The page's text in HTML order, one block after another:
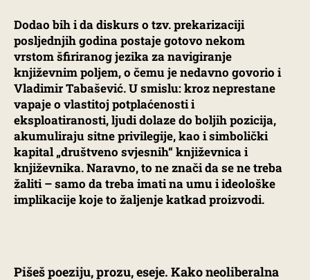
Dodao bih i da diskurs o tzv. prekarizaciji
posljednjih godina postaje gotovo nekom
vrstom šfiriranog jezika za navigiranje
književnim poljem, o čemu je nedavno govorio i
Vladimir Tabašević. U smislu: kroz neprestane
vapaje o vlastitoj potplaćenosti i
eksploatiranosti, ljudi dolaze do boljih pozicija,
akumuliraju sitne privilegije, kao i simbolički
kapital „društveno svjesnih“ književnica i
književnika. Naravno, to ne znači da se ne treba
žaliti – samo da treba imati na umu i ideološke
implikacije koje to žaljenje katkad proizvodi.
Pišeš poeziju, prozu, eseje. Kako neoliberalna